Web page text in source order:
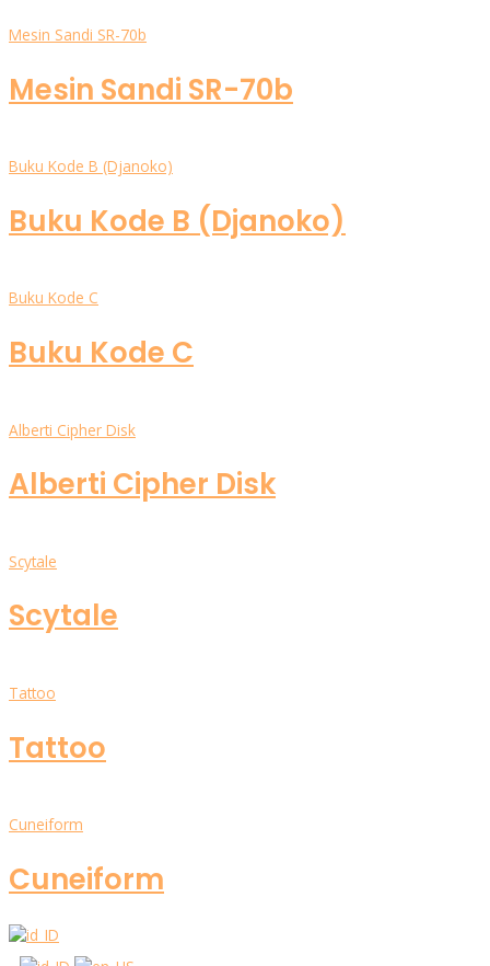
Mesin Sandi SR-70b
Mesin Sandi SR-70b
Buku Kode B (Djanoko)
Buku Kode B (Djanoko)
Buku Kode C
Buku Kode C
Alberti Cipher Disk
Alberti Cipher Disk
Scytale
Scytale
Tattoo
Tattoo
Cuneiform
Cuneiform